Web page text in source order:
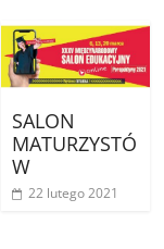
SALON
MATURZYSTÓ
W
22 lutego 2021